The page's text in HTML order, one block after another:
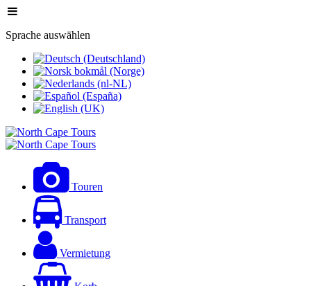
Sprache auswählen
Touren
Transport
Vermietung